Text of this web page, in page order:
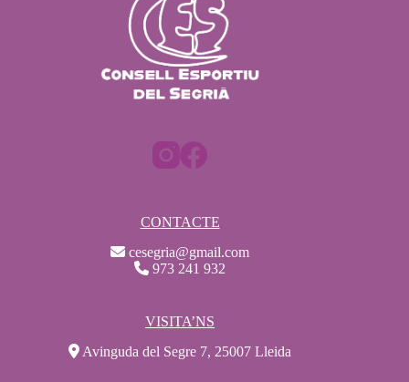
CONTACTE
cesegria@gmail.com
973 241 932
VISITA’NS
Avinguda del Segre 7, 25007 Lleida